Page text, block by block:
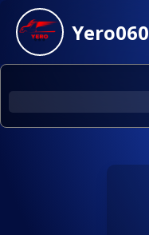
Yero060